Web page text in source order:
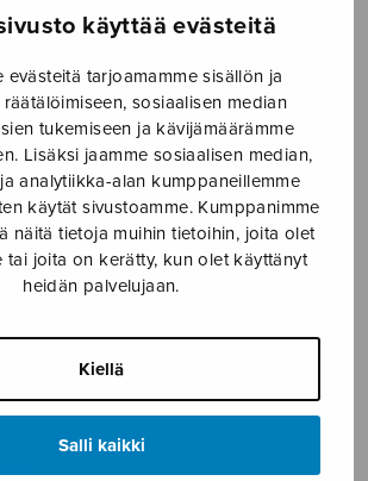
käyttää evästeitä
evästeitä tarjoamamme sisällön ja
sosiaalisen median
tukemiseen ja kävijämäärämme
Lisäksi jaamme sosiaalisen median,
analytiikka-alan kumppaneillemme
käytät sivustoamme. Kumppanimme
näitä tietoja muihin tietoihin, joita olet
tai joita on kerätty, kun olet käyttänyt
heidän palvelujaan.
Kiellä
Salli kaikki
› Soitinmusiikki
›
Op.2
fis-molli